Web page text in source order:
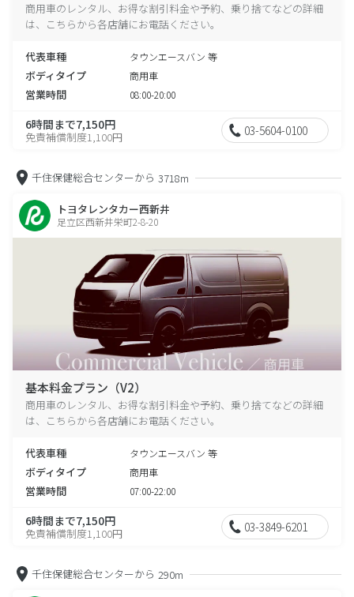
商用車のレンタル、お得な割引料金や予約、乗り捨てなどの詳細
は、こちらから各店舗にお電話ください。
代表車種 タウンエースバン 等
ボディタイプ 商用車
営業時間 08:00-20:00
6時間まで7,150円
免責補償制度1,100円 03-5604-0100
千住保健総合センターから 3718m
トヨタレンタカー西新井
足立区西新井栄町2-8-20
基本料金プラン（V2）
商用車のレンタル、お得な割引料金や予約、乗り捨てなどの詳細
は、こちらから各店舗にお電話ください。
代表車種 タウンエースバン 等
ボディタイプ 商用車
営業時間 07:00-22:00
6時間まで7,150円
免責補償制度1,100円 03-3849-6201
千住保健総合センターから 290m